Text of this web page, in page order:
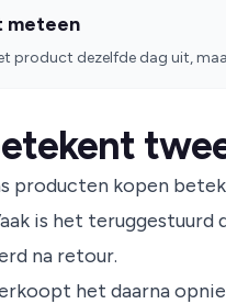
meteen
product dezelfde dag uit,
producten kopen
is het
na retour.
het daarna